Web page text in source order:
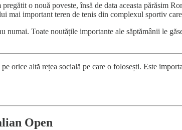
o nouă poveste, însă de data aceasta părăsim
important teren de tenis din complexul sportiv
Toate noutățile importante ale săptămânii le
orice altă rețea socială pe care o folosești. Este
Open